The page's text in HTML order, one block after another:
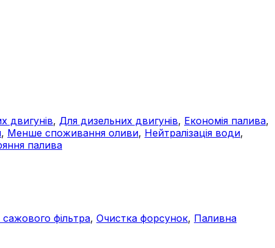
двигунів, Для дизельних двигунів, Економія палива,
, Менше споживання оливи, Нейтралізація води,
палива
фільтра, Очистка форсунок, Паливна